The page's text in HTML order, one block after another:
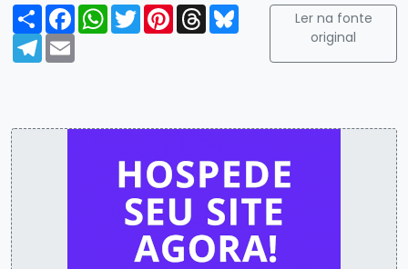
Compartilhar
FacebookWhatsApp
TwitterPinterest
ThreadsBluesky
Telegram
Email
Ler na fonte
original